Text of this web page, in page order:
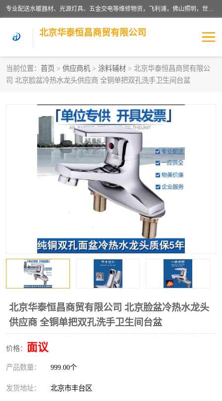
专业配送水暖器材、光源灯具、五金交电等维修物资，飞利浦，佛山照明，世达，博世，九牧，特陶等各产品涉及国内外知名品牌。公司专注与物业、学校、酒店、工厂等单位合作，提供一站式配送服务，降低客户综合成本。依托电子商务改变传统模式，以专业的团队为客户提供24H物资配送到达，货到月结、统一开票，便捷退换等服务，提高了企业的运营效率。
北京华泰恒昌商贸有限公司
当前位置： 首页 > 供应商机 > 涂料辅材 > 北京华泰恒昌商贸有限公
司 北京脸盆冷热水龙头供应商 全铜单把双孔洗手卫生间台盆
北京华泰恒昌商贸有限公司 北京脸盆冷热水龙头
供应商 全铜单把双孔洗手卫生间台盆
价格： 面议
产品数量： 999.00个
发货地址： 北京市丰台区
水暖阀门 电料灯饰
涂料辅材